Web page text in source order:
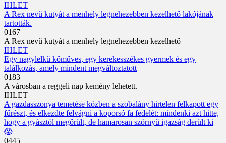
IHLET
A Rex nevű kutyát a menhely legnehezebben kezelhető lakójának
tartották.
0167
A Rex nevű kutyát a menhely legnehezebben kezelhető
IHLET
Egy nagylelkű kőműves, egy kerekesszékes gyermek és egy
találkozás, amely mindent megváltoztatott
0183
A városban a reggeli nap kemény lehetett.
IHLET
A gazdasszonya temetése közben a szobalány hirtelen felkapott egy
fűrészt, és elkezdte felvágni a koporsó fa fedelét: mindenki azt hitte,
hogy a gyásztól megőrült, de hamarosan szörnyű igazság derült ki
😱
0445